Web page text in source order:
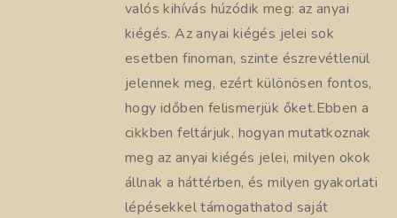
valós kihívás húzódik meg: az anyai
kiégés. Az anyai kiégés jelei sok
esetben finoman, szinte észrevétlenül
jelennek meg, ezért különösen fontos,
hogy időben felismerjük őket.Ebben a
cikkben feltárjuk, hogyan mutatkoznak
meg az anyai kiégés jelei, milyen okok
állnak a háttérben, és milyen gyakorlati
lépésekkel támogathatod saját